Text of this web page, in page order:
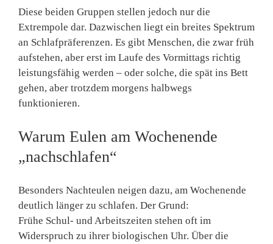
Diese beiden Gruppen stellen jedoch nur die
Extrempole dar. Dazwischen liegt ein breites Spektrum
an Schlafpräferenzen. Es gibt Menschen, die zwar früh
aufstehen, aber erst im Laufe des Vormittags richtig
leistungsfähig werden – oder solche, die spät ins Bett
gehen, aber trotzdem morgens halbwegs
funktionieren.
Warum Eulen am Wochenende
„nachschlafen“
Besonders Nachteulen neigen dazu, am Wochenende
deutlich länger zu schlafen. Der Grund:
Frühe Schul- und Arbeitszeiten stehen oft im
Widerspruch zu ihrer biologischen Uhr. Über die